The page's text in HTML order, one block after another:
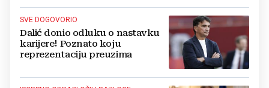
SVE DOGOVORIO
Dalić donio odluku o nastavku
karijere! Poznato koju
reprezentaciju preuzima